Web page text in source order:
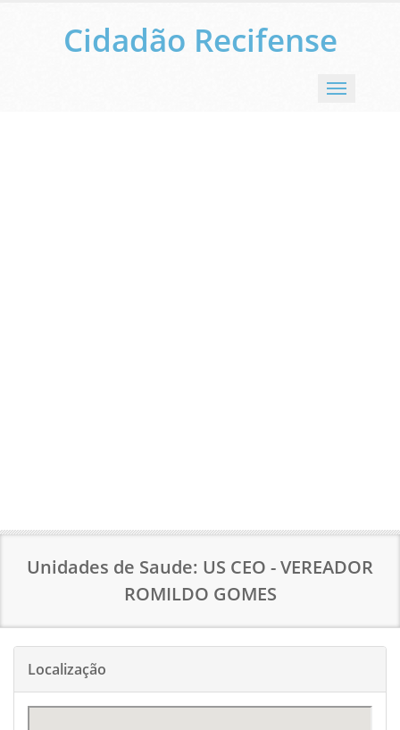
Cidadão Recifense
Menu
Unidades de Saude: US CEO - VEREADOR
ROMILDO GOMES
Localização